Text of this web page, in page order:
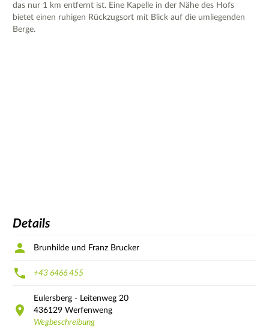
das nur 1 km entfernt ist. Eine Kapelle in der Nähe des Hofs
bietet einen ruhigen Rückzugsort mit Blick auf die umliegenden
Berge.
Details
Brunhilde und Franz Brucker
+43 6466 455
Eulersberg - Leitenweg 20
436129 Werfenweng
Wegbeschreibung